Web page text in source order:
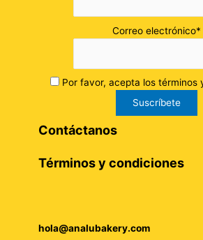
Correo electrónico*
Por favor, acepta los términos
Contáctanos
Términos y condiciones
hola@analubakery.com